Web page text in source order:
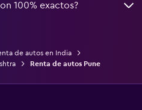
100% exactos?
de autos en India
Renta de autos Pune